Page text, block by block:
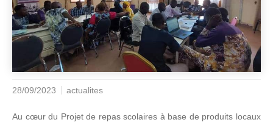
28/09/2023 actualites
Au cœur du Projet de repas scolaires à base de produits locaux